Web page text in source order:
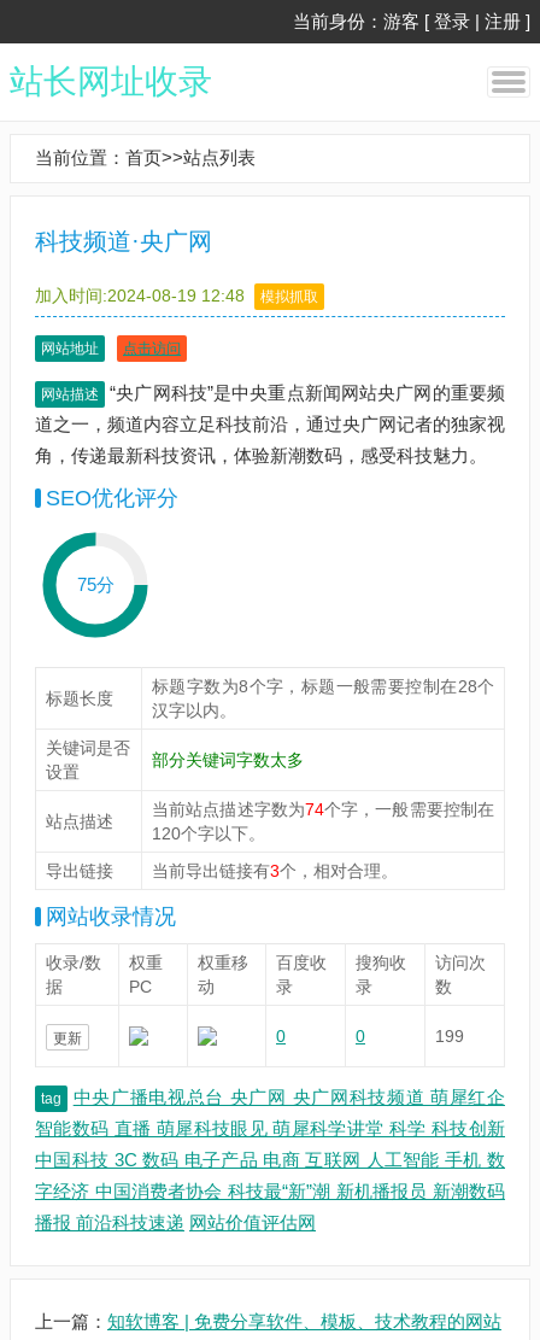
当前身份：游客 [ 登录 | 注册 ]
站长网址收录
当前位置： 首页>>站点列表
科技频道·央广网
加入时间:2024-08-19 12:48 模拟抓取
网站地址 点击访问
网站描述
“央广网科技”是中央重点新闻网站央广网的重要频
道之一，频道内容立足科技前沿，通过央广网记者的独家视
角，传递最新科技资讯，体验新潮数码，感受科技魅力。
SEO优化评分
75分
标题长度
标题字数为8个字，标题一般需要控制在28个
汉字以内。
关键词是否
设置
部分关键词字数太多
站点描述
当前站点描述字数为74个字，一般需要控制在
120个字以下。
导出链接
当前导出链接有3个，相对合理。
网站收录情况
收录/数
据
权重
PC
权重移
动
百度收
录
搜狗收
录
访问次
数
更新 0 0 199
tag
中央广播电视总台 央广网 央广网科技频道 萌犀红企
智能数码 直播 萌犀科技眼见 萌犀科学讲堂 科学 科技创新
中国科技 3C 数码 电子产品 电商 互联网 人工智能 手机 数
字经济 中国消费者协会 科技最“新”潮 新机播报员 新潮数码
播报 前沿科技速递 网站价值评估网
上一篇： 知软博客 | 免费分享软件、模板、技术教程的网站